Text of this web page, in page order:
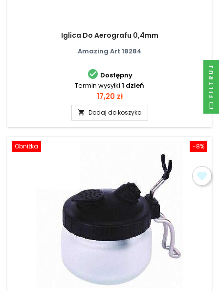
Iglica Do Aerografu 0,4mm
Amazing Art 18284
 Dostępny
Termin wysyłki 1 dzień
Cena
17,20 zł
 Dodaj do koszyka
-8%
Obniżka
FILTRUJ